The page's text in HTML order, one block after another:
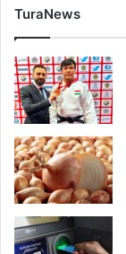
TuraNews